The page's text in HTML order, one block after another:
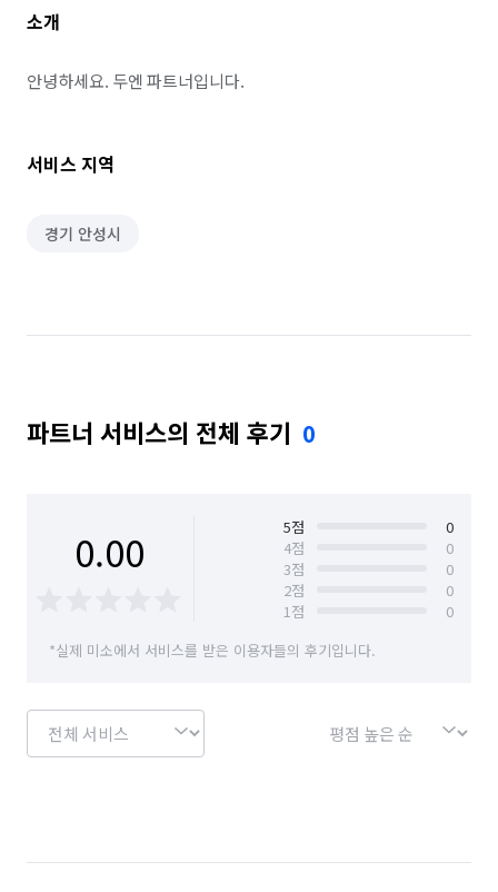
소개
안녕하세요. 두엔 파트너입니다.
서비스 지역
경기 안성시
파트너 서비스의 전체 후기 0
0.00 5점
0
4점
0
3점
0
2점
0
1점
0
*실제 미소에서 서비스를 받은 이용자들의 후기입니다.